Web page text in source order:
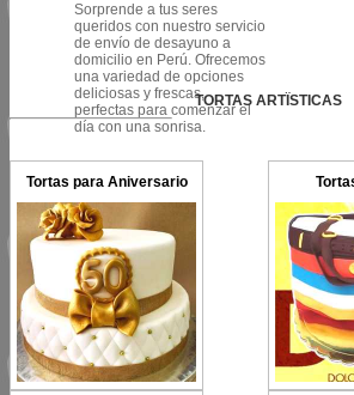
Sorprende a tus seres
queridos con nuestro servicio
de envío de desayuno a
domicilio en Perú. Ofrecemos
una variedad de opciones
deliciosas y frescas,
perfectas para comenzar el
día con una sonrisa.
TORTAS ARTÏSTICAS
Tortas para Aniversario